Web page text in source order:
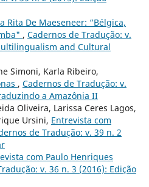
Rita De Maeseneer: “Bélgica,
, Cadernos de Tradução: v.
and Cultural
Simoni, Karla Ribeiro,
, Cadernos de Tradução: v.
a Amazônia II
Oliveira, Larissa Ceres Lagos,
Ursini, Entrevista com
de Tradução: v. 39 n. 2
com Paulo Henriques
v. 36 n. 3 (2016): Edição